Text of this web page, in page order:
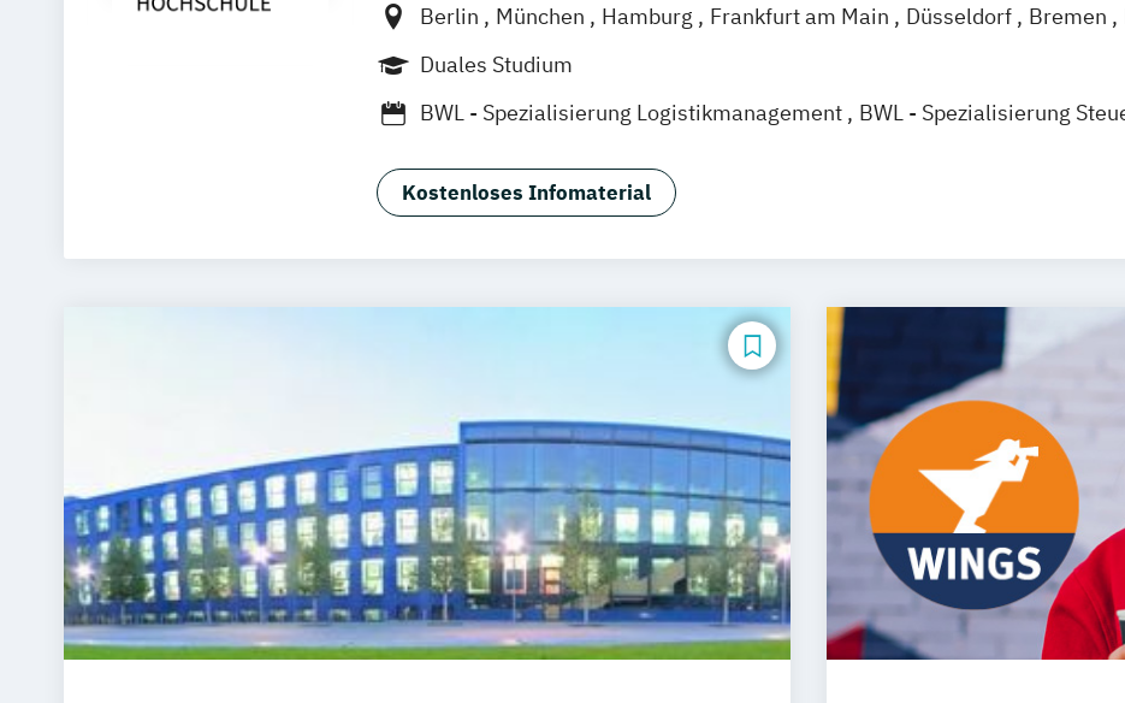
Berlin München Hamburg Frankfurt am Main Düsseldorf Bremen
Dortmund
Mannheim
Duales Studium
BWL - Spezialisierung Logistikmanagement
BWL - Spezialisierung
BWL -Spezialisierung Sozialmanagement
Betriebswirtschaftslehre
Kostenloses Infomaterial